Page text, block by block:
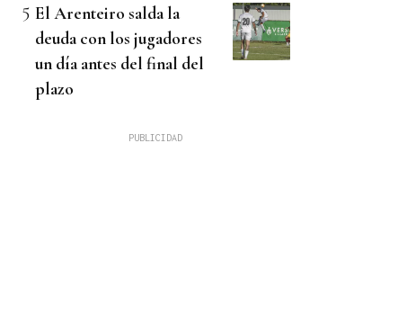
El Arenteiro salda la
deuda con los jugadores
un día antes del final del
plazo